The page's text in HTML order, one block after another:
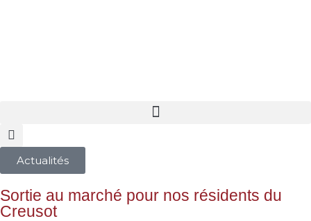
Actualités
Sortie au marché pour nos résidents du
Creusot